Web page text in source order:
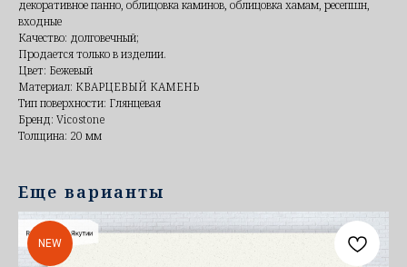
декоративное панно, облицовка каминов, облицовка хамам, ресепшн,
входные
Качество: долговечный;
Продается только в изделии.
Цвет: Бежевый
Материал: КВАРЦЕВЫЙ КАМЕНЬ
Тип поверхности: Глянцевая
Бренд: Vicostone
Толщина: 20 мм
Еще варианты
NEW